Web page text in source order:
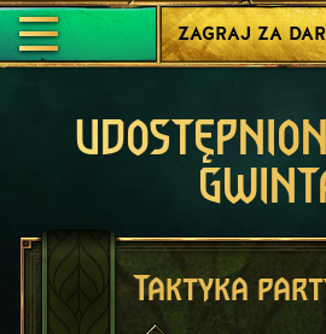
ZAGRAJ ZA
Taktyka